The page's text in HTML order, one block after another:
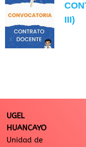
III)
UGEL
HUANCAYO
Unidad de